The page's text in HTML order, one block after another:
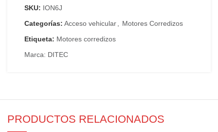
SKU: ION6J
Categorías: Acceso vehicular
Motores Corredizos
Etiqueta: Motores corredizos
Marca: DITEC
PRODUCTOS RELACIONADOS